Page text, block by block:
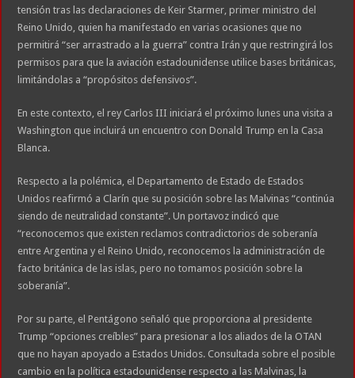
tensión tras las declaraciones de Keir Starmer, primer ministro del
Reino Unido, quien ha manifestado en varias ocasiones que no
permitirá “ser arrastrado a la guerra” contra Irán y que restringirá los
permisos para que la aviación estadounidense utilice bases británicas,
limitándolas a “propósitos defensivos”.
En este contexto, el rey Carlos III iniciará el próximo lunes una visita a
Washington que incluirá un encuentro con Donald Trump en la Casa
Blanca.
Respecto a la polémica, el Departamento de Estado de Estados
Unidos reafirmó a Clarín que su posición sobre las Malvinas “continúa
siendo de neutralidad constante”. Un portavoz indicó que
“reconocemos que existen reclamos contradictorios de soberanía
entre Argentina y el Reino Unido, reconocemos la administración de
facto británica de las islas, pero no tomamos posición sobre la
soberanía”.
Por su parte, el Pentágono señaló que proporciona al presidente
Trump “opciones creíbles” para presionar a los aliados de la OTAN
que no hayan apoyado a Estados Unidos. Consultada sobre el posible
cambio en la política estadounidense respecto a las Malvinas, la